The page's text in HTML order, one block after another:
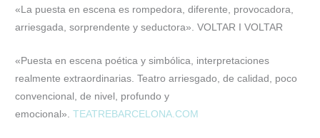
«La puesta en escena es rompedora, diferente, provocadora,
arriesgada, sorprendente y seductora». VOLTAR I VOLTAR
«Puesta en escena poética y simbólica, interpretaciones
realmente extraordinarias. Teatro arriesgado, de calidad, poco
convencional, de nivel, profundo y
emocional».TEATREBARCELONA.COM